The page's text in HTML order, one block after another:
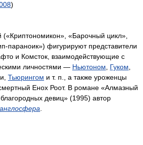
)
(«Криптономикон», «Барочный цикл»,
параноик») фигурируют представители
и Комсток, взаимодействующие с
личностями — Ньютоном Гуком
Тьюрингом и т. п., а также уроженцы
Енох Роот. В романе «Алмазный
девиц» (1995) автор
англосфера